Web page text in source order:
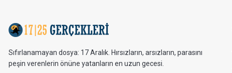
Sıfırlanamayan dosya: 17 Aralık. Hırsızların, arsızların, parasını
peşin verenlerin önüne yatanların en uzun gecesi.